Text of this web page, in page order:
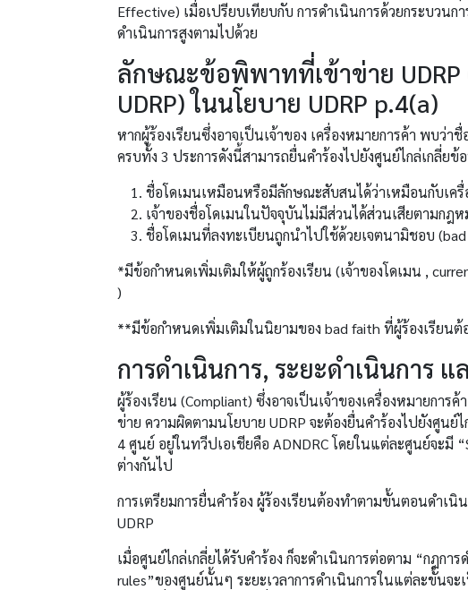
Effective) เมื่อเปรียบเทียบกับ การดำเนินการด้วยกระบวน
ดำเนินการสูงตามไปด้วย
ลักษณะข้อพิพาทที่เข้าข่าย UDRP
UDRP) ในนโยบาย UDRP p.4(a)
หากผู้ร้องเรียนซึ่งอาจเป็นเจ้าของ เครื่องหมายการค้า พบว่
ครบทั้ง 3 ประการดังนี้สามารถยื่นคำร้องไปยังศูนย์ไกล่เกลี่ย
ชื่อโดเมนเหมือนหรือมีลักษณะสับสนได้ว่าเหมือนกับเครื่
เจ้าของชื่อโดเมนในปัจจุบันไม่มีส่วนได้ส่วนเสียตามก
ชื่อโดเมนที่ลงทะเบียนถูกนำไปใช้ด้วยเจตนามิชอบ
*มีข้อกำหนดเพิ่มเติมให้ผู้ถูกร้องเรียน (เจ้าของโดเมน ,
)
**มีข้อกำหนดเพิ่มเติมในนิยามของ bad faith ที่ผู้ร้องเรียนต้
การดำเนินการ, ระยะดำเนินการ แ
ผู้ร้องเรียน (Compliant) ซึ่งอาจเป็นเจ้าของเครื่องหมายกา
ข่าย ความผิดตามนโยบาย UDRP จะต้องยื่นคำร้องไปยังศู
4 ศูนย์ อยู่ในทวีปเอเชียคือ ADNDRC โดยในแต่ละศูนย์จะมี
ต่างกันไป
การเตรียมการยื่นคำร้อง ผู้ร้องเรียนต้องทำตามขั้นตอนดำเนิ
UDRP
เมื่อศูนย์ไกล่เกลี่ยได้รับคำร้อง ก็จะดำเนินการต่อตาม “กฎกา
rules”ของศูนย์นั้นๆ ระยะเวลาการดำเนินการในแต่ละขั้นจ